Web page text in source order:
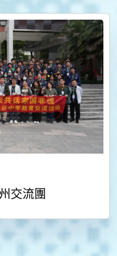
交流團